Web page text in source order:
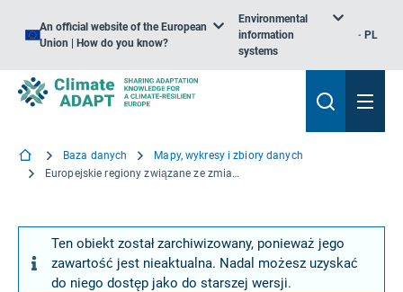
An official website of the European
Union | How do you know?
Environmental
information
systems
PL
Baza danych
Mapy, wykresy i zbiory danych
Europejskie regiony związane ze zmianą klimatu
Ten obiekt został zarchiwizowany, ponieważ jego
zawartość jest nieaktualna. Nadal możesz uzyskać
do niego dostęp jako do starszej wersji.